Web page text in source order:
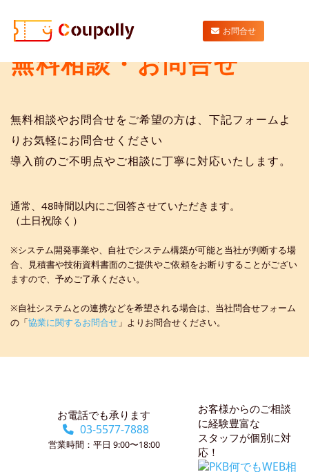
利
用
店
舗
が
識
別
能！
お問合せ
無料相談・お問合せ
無料相談やお問合せをご希望の方は、下記フォームよ
りお気軽にお問合せください
導入前のご不明点やご相談に丁寧に対応いたします。
通常、 48時間以内にご回答させていただきます。
（土日祝除く）
※システム開発事業や、自社でシステム構築が可能と当社が判断する場
合、見積書や技術資料書面のご提供やご依頼をお断りすることがござい
ますので、予めご了承ください。
※自社システムとの連携などを希望される場合は、当社問合せフォーム
の「協業に関するお問合せ 」よりお問合せください。
お電話でも承ります
03-5577-7888
営業時間：平日 9:00〜18:00
お客様からのご相談
に経験豊富な
スタッフが個別に対
応！